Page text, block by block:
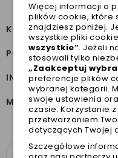
KONTAKT Z NAMI
POMOC
INFORMACJE
MOJE KONTO
100%
Więcej informacji o
plików cookie, które
znajdziesz poniżej.
wszystkie pliki
wszystkie”. Jeżeli
stosowali tylko
„Zaakceptuj
preferencje plików
wybranej kategorii.
swoje ustawienia
czasie. Korzystanie
przetwarzaniem
dotyczących Twojej
Szczegółowe